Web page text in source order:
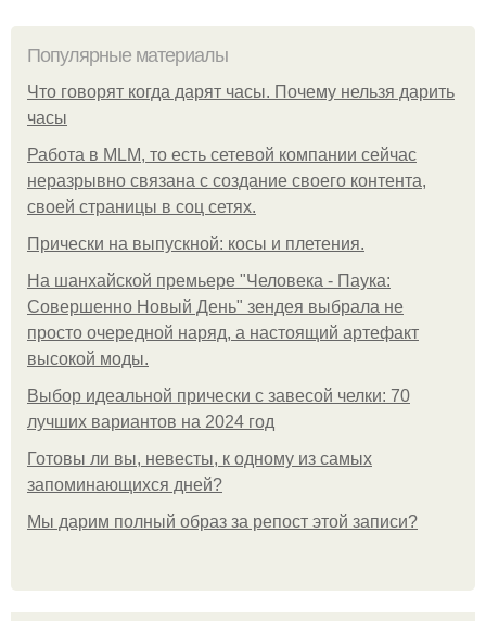
Популярные материалы
Что говорят когда дарят часы. Почему нельзя дарить
часы
Работа в MLM, то есть сетевой компании сейчас
неразрывно связана с создание своего контента,
своей страницы в соц сетях.
Прически на выпускной: косы и плетения.
На шанхайской премьере "Человека - Паука:
Совершенно Новый День" зендея выбрала не
просто очередной наряд, а настоящий артефакт
высокой моды.
Выбор идеальной прически с завесой челки: 70
лучших вариантов на 2024 год
Готовы ли вы, невесты, к одному из самых
запоминающихся дней?
Мы дарим полный образ за репост этой записи?